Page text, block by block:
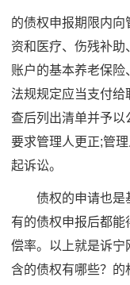
的债权申报期限内
资和医疗、伤残补助
账户的基本养老保
法规规定应当支付给
查后列出清单并予以
要求管理人更正;管
起诉讼。
债权的申请也是
有的债权申报后都能
偿率。以上就是诉宁
含的债权有哪些？的